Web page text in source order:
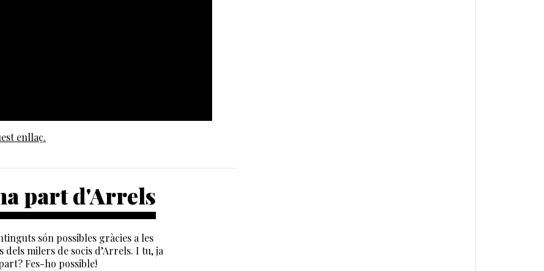
enllaç.
part d'Arrels
són possibles gràcies a les
dels milers de socis d’Arrels. I tu, ja
Fes-ho possible!